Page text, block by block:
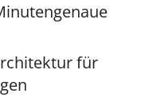
für